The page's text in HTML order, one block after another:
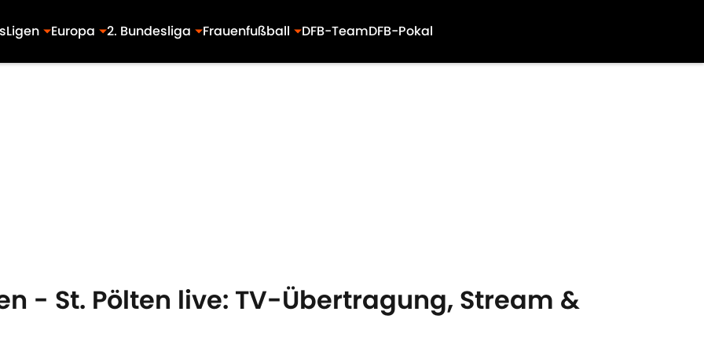
Ligen Europa 2. Bundesliga Frauenfußball DFB-TeamDFB-Pokal
- St. Pölten live: TV-Übertragung, Stream &